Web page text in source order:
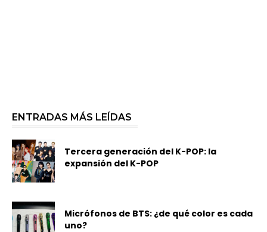
ENTRADAS MÁS LEÍDAS
Tercera generación del K-POP: la
expansión del K-POP
Micrófonos de BTS: ¿de qué color es cada
uno?